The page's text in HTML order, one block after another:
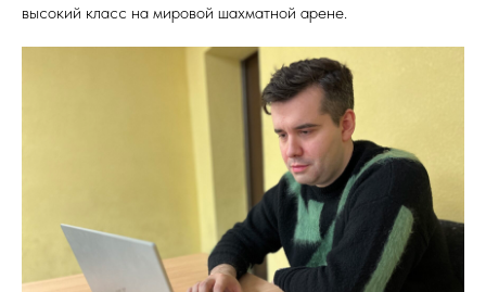
высокий класс на мировой шахматной арене.